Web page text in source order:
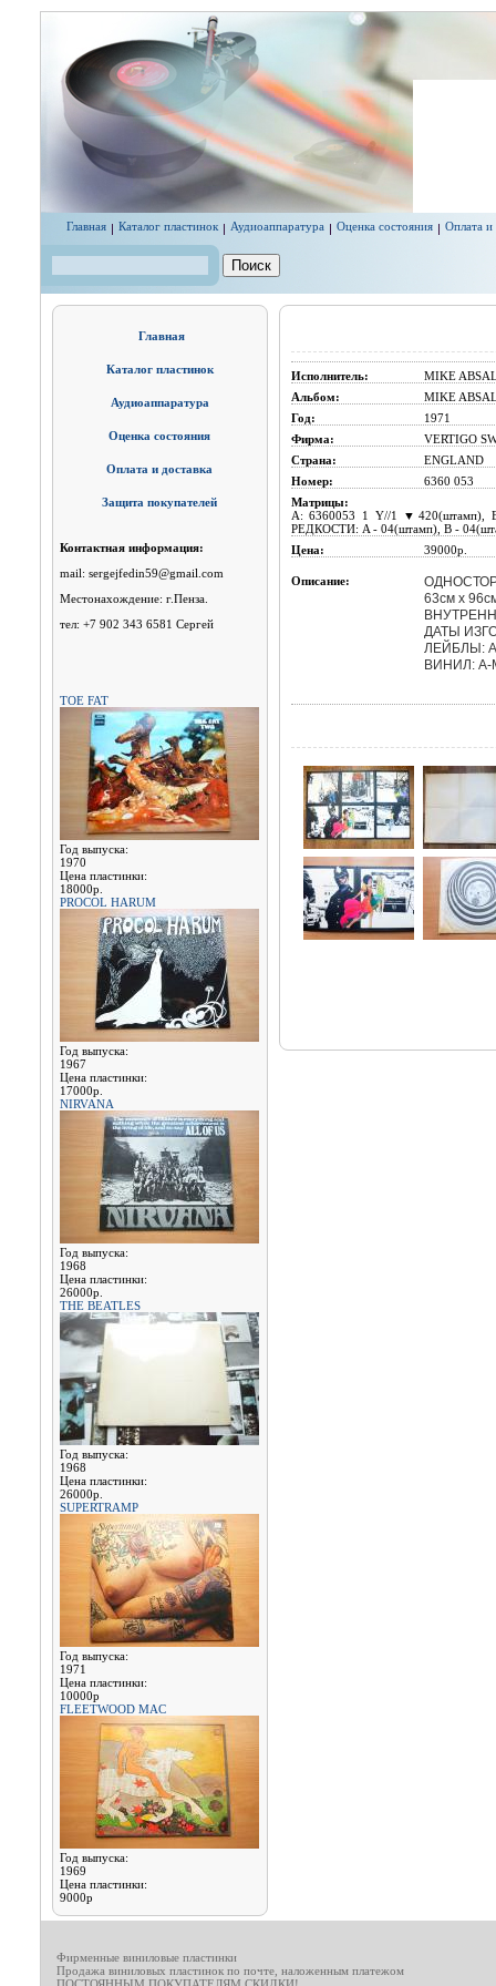
Главная Каталог пластинок Аудиоаппаратура Оценка состояния Оплата и
Главная
Каталог пластинок
Аудиоаппаратура
Оценка состояния
Оплата и доставка
Защита покупателей
Контактная информация:
mail: sergejfedin59@gmail.com
Местонахождение: г.Пенза.
тел: +7 902 343 6581 Сергей
TOE FAT
Год выпуска:
1970
Цена пластинки:
18000р.
PROCOL HARUM
Год выпуска:
1967
Цена пластинки:
17000р.
NIRVANA
Год выпуска:
1968
Цена пластинки:
26000р.
THE BEATLES
Год выпуска:
1968
Цена пластинки:
26000р.
SUPERTRAMP
Год выпуска:
1971
Цена пластинки:
10000р
FLEETWOOD MAC
Год выпуска:
1969
Цена пластинки:
9000р
Исполнитель:
MIKE
Альбом:
MIKE
Год:
1971
Фирма:
VERTIGO
Страна:
ENGLAND
Номер:
6360 053
Матрицы:
A: 6360053 1 Y//1
РЕДКОСТИ: A - 04(штамп), B -
Цена:
39000p.
Описание:
63см х
ДАТЫ
ЛЕЙБЛЫ:
ВИНИЛ: A-
Фирменные виниловые пластинки
Продажа виниловых пластинок по почте, наложенным платежом